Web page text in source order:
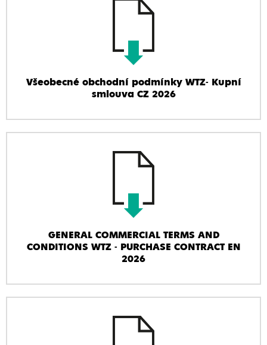
Všeobecné obchodní podmínky WTZ- Kupní
smlouva CZ 2026
GENERAL COMMERCIAL TERMS AND
CONDITIONS WTZ - PURCHASE CONTRACT EN
2026